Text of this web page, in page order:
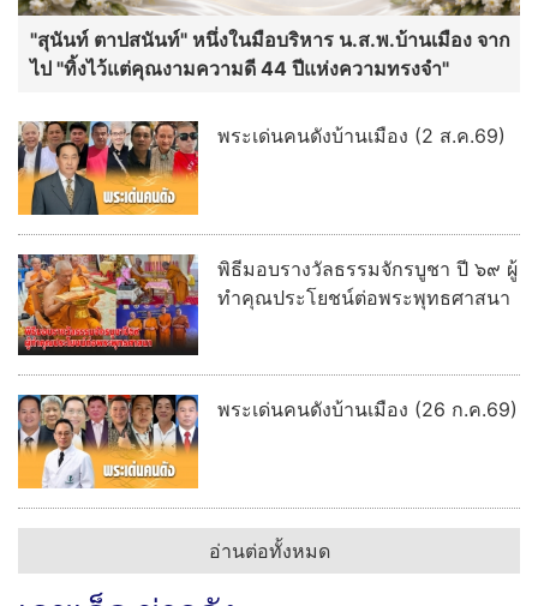
"สุนันท์ ตาปสนันท์" หนึ่งในมือบริหาร น.ส.พ.บ้านเมือง จาก
ไป "ทิ้งไว้แต่คุณงามความดี 44 ปีแห่งความทรงจำ"
พระเด่นคนดังบ้านเมือง (2 ส.ค.69)
พิธีมอบรางวัลธรรมจักรบูชา ปี ๖๙ ผู้
ทำคุณประโยชน์ต่อพระพุทธศาสนา
พระเด่นคนดังบ้านเมือง (26 ก.ค.69)
อ่านต่อทั้งหมด